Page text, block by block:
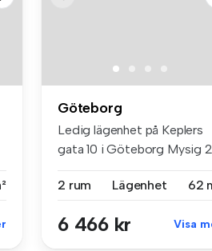
Göteborg
Ledig lägenhet på Keplers
gata 10 i Göteborg Mysig 2
2 rum
Lägenhet 62
6 466 kr Visa